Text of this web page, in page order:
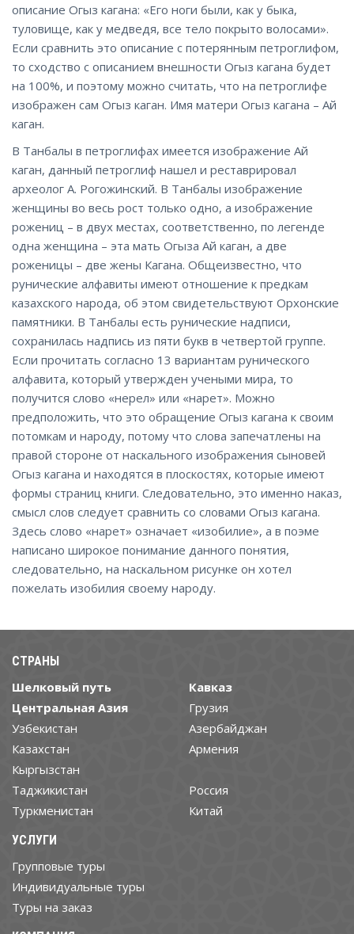
описание Огыз кагана: «Его ноги были, как у быка,
туловище, как у медведя, все тело покрыто волосами».
Если сравнить это описание с потерянным петроглифом,
то сходство с описанием внешности Огыз кагана будет
на 100%, и поэтому можно считать, что на петроглифе
изображен сам Огыз каган. Имя матери Огыз кагана – Ай
каган.
В Танбалы в петроглифах имеется изображение Ай
каган, данный петроглиф нашел и реставрировал
археолог А. Рогожинский. В Танбалы изображение
женщины во весь рост только одно, а изображение
рожениц – в двух местах, соответственно, по легенде
одна женщина – эта мать Огыза Ай каган, а две
роженицы – две жены Кагана. Общеизвестно, что
рунические алфавиты имеют отношение к предкам
казахского народа, об этом свидетельствуют Орхонские
памятники. В Танбалы есть рунические надписи,
сохранилась надпись из пяти букв в четвертой группе.
Если прочитать согласно 13 вариантам рунического
алфавита, который утвержден учеными мира, то
получится слово «нерел» или «нарет». Можно
предположить, что это обращение Огыз кагана к своим
потомкам и народу, потому что слова запечатлены на
правой стороне от наскального изображения сыновей
Огыз кагана и находятся в плоскостях, которые имеют
формы страниц книги. Следовательно, это именно наказ,
смысл слов следует сравнить со словами Огыз кагана.
Здесь слово «нарет» означает «изобилие», а в поэме
написано широкое понимание данного понятия,
следовательно, на наскальном рисунке он хотел
пожелать изобилия своему народу.
СТРАНЫ
Шелковый путь
Центральная Азия
Узбекистан
Казахстан
Кыргызстан
Таджикистан
Туркменистан
Кавказ
Грузия
Азербайджан
Армения
Россия
Китай
УСЛУГИ
Групповые туры
Индивидуальные туры
Туры на заказ